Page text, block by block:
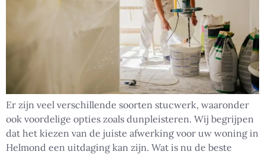
Er zijn veel verschillende soorten stucwerk, waaronder
ook voordelige opties zoals dunpleisteren. Wij begrijpen
dat het kiezen van de juiste afwerking voor uw woning in
Helmond een uitdaging kan zijn. Wat is nu de beste